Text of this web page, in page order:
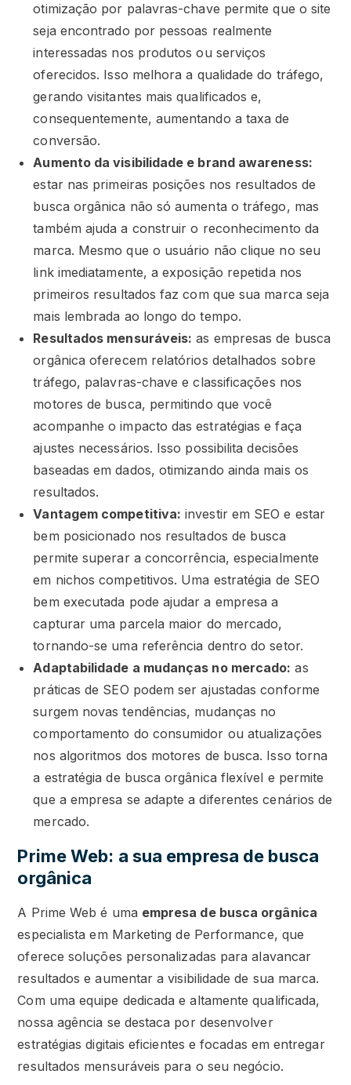
otimização por palavras-chave permite que o site
seja encontrado por pessoas realmente
interessadas nos produtos ou serviços
oferecidos. Isso melhora a qualidade do tráfego,
gerando visitantes mais qualificados e,
consequentemente, aumentando a taxa de
conversão.
Aumento da visibilidade e brand awareness:
estar nas primeiras posições nos resultados de
busca orgânica não só aumenta o tráfego, mas
também ajuda a construir o reconhecimento da
marca. Mesmo que o usuário não clique no seu
link imediatamente, a exposição repetida nos
primeiros resultados faz com que sua marca seja
mais lembrada ao longo do tempo.
Resultados mensuráveis: as empresas de busca
orgânica oferecem relatórios detalhados sobre
tráfego, palavras-chave e classificações nos
motores de busca, permitindo que você
acompanhe o impacto das estratégias e faça
ajustes necessários. Isso possibilita decisões
baseadas em dados, otimizando ainda mais os
resultados.
Vantagem competitiva: investir em SEO e estar
bem posicionado nos resultados de busca
permite superar a concorrência, especialmente
em nichos competitivos. Uma estratégia de SEO
bem executada pode ajudar a empresa a
capturar uma parcela maior do mercado,
tornando-se uma referência dentro do setor.
Adaptabilidade a mudanças no mercado: as
práticas de SEO podem ser ajustadas conforme
surgem novas tendências, mudanças no
comportamento do consumidor ou atualizações
nos algoritmos dos motores de busca. Isso torna
a estratégia de busca orgânica flexível e permite
que a empresa se adapte a diferentes cenários de
mercado.
Prime Web: a sua empresa de busca
orgânica
A Prime Web é uma empresa de busca orgânica
especialista em Marketing de Performance, que
oferece soluções personalizadas para alavancar
resultados e aumentar a visibilidade de sua marca.
Com uma equipe dedicada e altamente qualificada,
nossa agência se destaca por desenvolver
estratégias digitais eficientes e focadas em entregar
resultados mensuráveis para o seu negócio.